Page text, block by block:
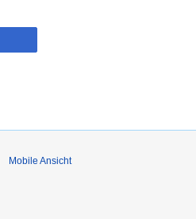
Mobile Ansicht